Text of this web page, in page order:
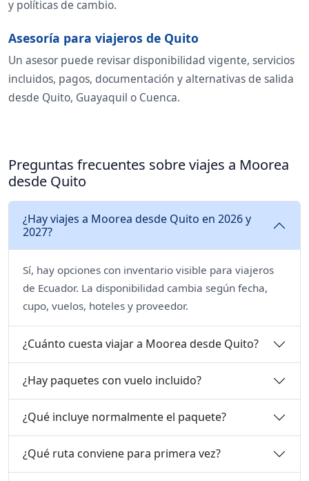
y políticas de cambio.
Asesoría para viajeros de Quito
Un asesor puede revisar disponibilidad vigente, servicios
incluidos, pagos, documentación y alternativas de salida
desde Quito, Guayaquil o Cuenca.
Preguntas frecuentes sobre viajes a Moorea
desde Quito
¿Hay viajes a Moorea desde Quito en 2026 y
2027?
Sí, hay opciones con inventario visible para viajeros
de Ecuador. La disponibilidad cambia según fecha,
cupo, vuelos, hoteles y proveedor.
¿Cuánto cuesta viajar a Moorea desde Quito?
¿Hay paquetes con vuelo incluido?
¿Qué incluye normalmente el paquete?
¿Qué ruta conviene para primera vez?